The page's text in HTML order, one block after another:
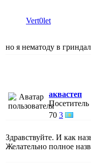
Vert0let
но я нематоду в
аквастеп
Посетитель
70 3
Здравствуйте. И как
Желательно полное